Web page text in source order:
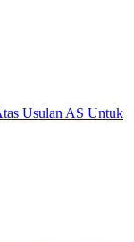
Usulan AS Untuk